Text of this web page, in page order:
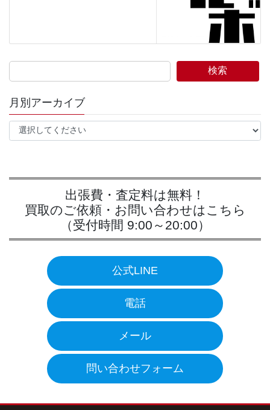
検索
月別アーカイブ
出張費・査定料は無料！
買取のご依頼・お問い合わせはこちら
（受付時間 9:00～20:00）
公式LINE
電話
メール
問い合わせフォーム